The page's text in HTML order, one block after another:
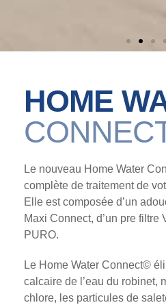
HOME
Le nouveau Home Water
complète de traitement de
Elle est composée d’un
Maxi Connect, d’un pre filtre
PURO.
Le Home Water Connect©
calcaire de l’eau du robinet,
chlore, les particules de